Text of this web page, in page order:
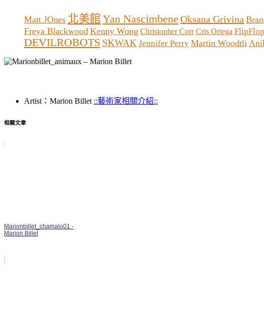
Matt JOnes 北美館Yan Nascimbene Oksana Grivina
Freya Blackwood Kenny Wong Christopher Corr Cris Ortega
DEVILROBOTS SKWAK Jennifer Perry Martin Woodtli
Artist：Marion Billet ::藝術家相關介紹::
相關文章
Marionbillet_chamalo01 -
Marion Billet